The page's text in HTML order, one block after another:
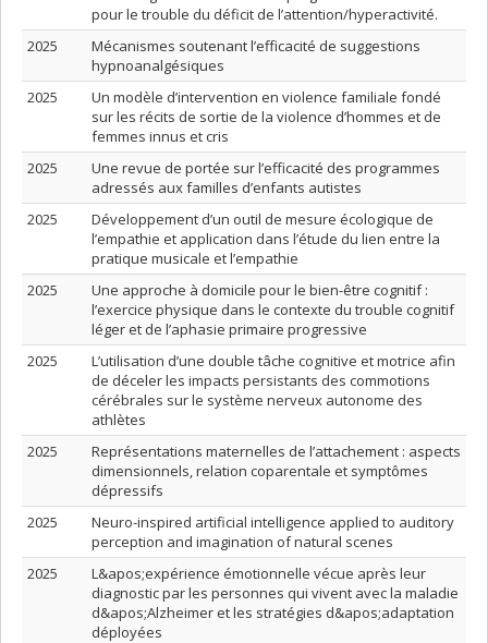
pour le trouble du déficit de l’attention/hyperactivité.
2025
Mécanismes soutenant l’efficacité de suggestions
hypnoanalgésiques
2025
Un modèle d’intervention en violence familiale fondé
sur les récits de sortie de la violence d’hommes et de
femmes innus et cris
2025
Une revue de portée sur l’efficacité des programmes
adressés aux familles d’enfants autistes
2025
Développement d’un outil de mesure écologique de
l’empathie et application dans l’étude du lien entre la
pratique musicale et l’empathie
2025
Une approche à domicile pour le bien-être cognitif :
l’exercice physique dans le contexte du trouble cognitif
léger et de l’aphasie primaire progressive
2025
L’utilisation d’une double tâche cognitive et motrice afin
de déceler les impacts persistants des commotions
cérébrales sur le système nerveux autonome des
athlètes
2025
Représentations maternelles de l’attachement : aspects
dimensionnels, relation coparentale et symptômes
dépressifs
2025
Neuro-inspired artificial intelligence applied to auditory
perception and imagination of natural scenes
2025
L&apos;expérience émotionnelle vécue après leur
diagnostic par les personnes qui vivent avec la maladie
d&apos;Alzheimer et les stratégies d&apos;adaptation
déployées